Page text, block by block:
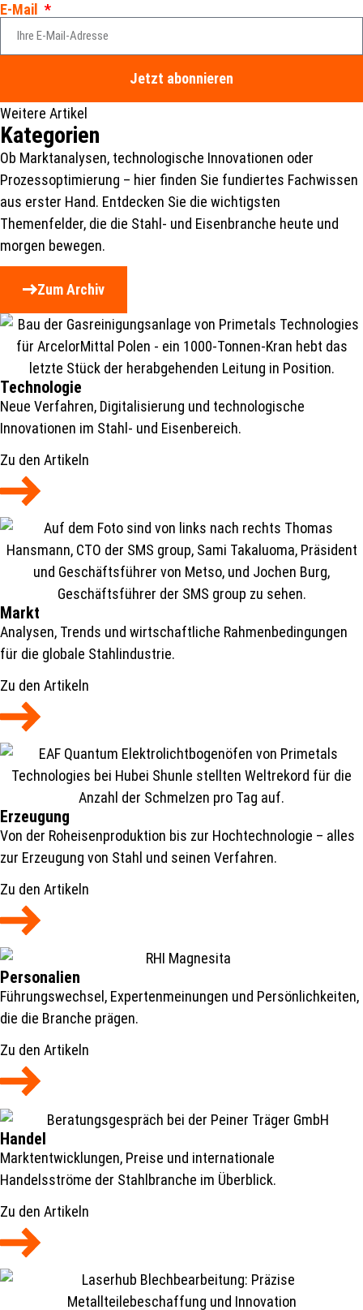
E-Mail
Jetzt abonnieren
Weitere Artikel
Kategorien
Ob Marktanalysen, technologische Innovationen oder
Prozessoptimierung – hier finden Sie fundiertes Fachwissen
aus erster Hand. Entdecken Sie die wichtigsten
Themenfelder, die die Stahl- und Eisenbranche heute und
morgen bewegen.
Zum Archiv
Technologie
Neue Verfahren, Digitalisierung und technologische
Innovationen im Stahl- und Eisenbereich.
Zu den Artikeln
Markt
Analysen, Trends und wirtschaftliche Rahmenbedingungen
für die globale Stahlindustrie.
Zu den Artikeln
Erzeugung
Von der Roheisenproduktion bis zur Hochtechnologie – alles
zur Erzeugung von Stahl und seinen Verfahren.
Zu den Artikeln
Personalien
Führungswechsel, Expertenmeinungen und Persönlichkeiten,
die die Branche prägen.
Zu den Artikeln
Handel
Marktentwicklungen, Preise und internationale
Handelsströme der Stahlbranche im Überblick.
Zu den Artikeln